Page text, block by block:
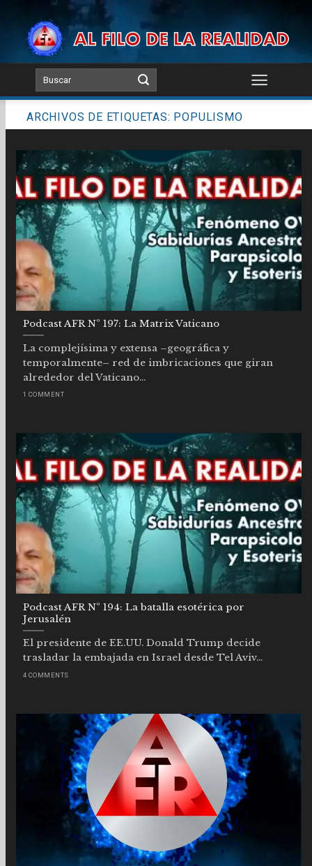
content
ARCHIVOS DE ETIQUETAS: POPULISMO
Podcast AFR Nº 197: La Matrix Vaticano
La complejísima y extensa –geográfica y
temporalmente– red de imbricaciones que giran
alrededor del Vaticano...
1 COMMENT
Podcast AFR Nº 194: La batalla esotérica por
Jerusalén
El presidente de EE.UU. Donald Trump decide
trasladar la embajada en Israel desde Tel Aviv...
4 COMMENTS